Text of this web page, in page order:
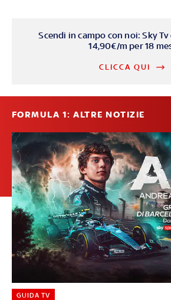
Scendi in campo con noi: Sky Tv
14,90€/m per 18
CLICCA QUI
FORMULA 1: ALTRE NOTIZIE
GUIDA TV